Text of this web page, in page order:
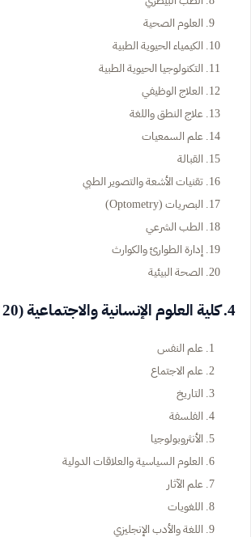
العلوم الصحية
الكيمياء الحيوية الطبية
التكنولوجيا الحيوية الطبية
العلاج الوظيفي
علاج النطق واللغة
علم السمعيات
القبالة
تقنيات الأشعة والتصوير الطبي
البصريات (Optometry)
الطب الشرعي
إدارة الطوارئ والكوارث
الصحة البيئية
4. كلية العلوم الإنسانية والاجتماعية (20 تخصصاً)
علم النفس
علم الاجتماع
التاريخ
الفلسفة
الأنثروبولوجيا
العلوم السياسية والعلاقات الدولية
علم الآثار
اللغويات
اللغة والأدب الإنجليزي